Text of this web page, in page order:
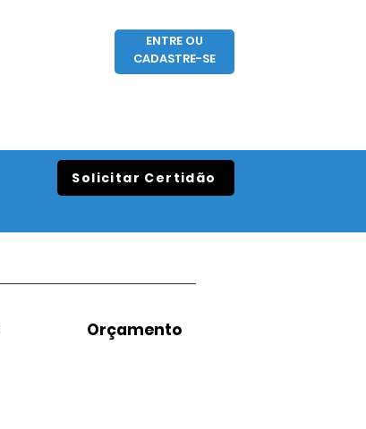
ENTRE OU
CADASTRE-SE
Solicitar Certidão
Orçamento